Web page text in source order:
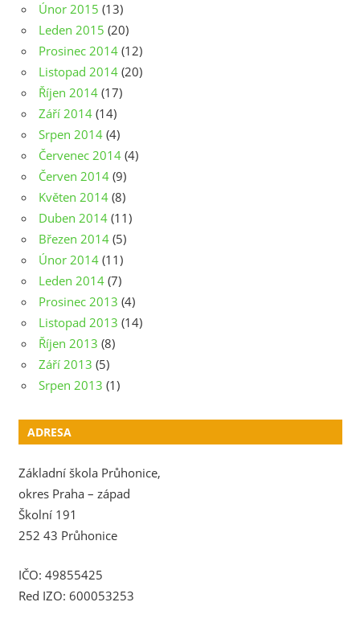
Únor 2015 (13)
Leden 2015 (20)
Prosinec 2014 (12)
Listopad 2014 (20)
Říjen 2014 (17)
Září 2014 (14)
Srpen 2014 (4)
Červenec 2014 (4)
Červen 2014 (9)
Květen 2014 (8)
Duben 2014 (11)
Březen 2014 (5)
Únor 2014 (11)
Leden 2014 (7)
Prosinec 2013 (4)
Listopad 2013 (14)
Říjen 2013 (8)
Září 2013 (5)
Srpen 2013 (1)
ADRESA
Základní škola Průhonice,
okres Praha – západ
Školní 191
252 43 Průhonice
IČO: 49855425
Red IZO: 600053253